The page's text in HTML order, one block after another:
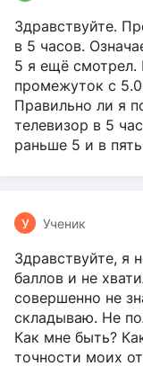
Здравствуйте.
в 5 часов.
5 я ещё смотрел.
промежуток с
Правильно ли я
телевизор в 5
раньше 5 и в пять
У Ученик
Здравствуйте, я
баллов и не
совершенно не
складываю. Не
Как мне быть?
точности моих